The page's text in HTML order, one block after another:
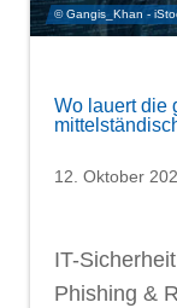
Wo lauert die
12. Oktober
IT-
Phishing &
© Gangis_Khan -